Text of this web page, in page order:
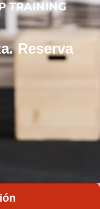
TRAINING
Reserva